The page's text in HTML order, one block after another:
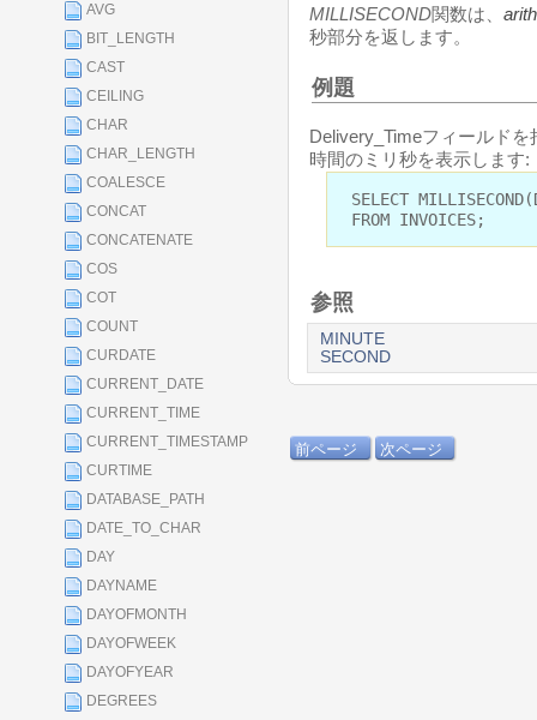
AVG
BIT_LENGTH
CAST
CEILING
CHAR
CHAR_LENGTH
COALESCE
CONCAT
CONCATENATE
COS
COT
COUNT
CURDATE
CURRENT_DATE
CURRENT_TIME
CURRENT_TIMESTAMP
CURTIME
DATABASE_PATH
DATE_TO_CHAR
DAY
DAYNAME
DAYOFMONTH
DAYOFWEEK
DAYOFYEAR
DEGREES
MILLISECOND関数は、
秒部分を返します。
例題
Delivery_Timeフィールド
時間のミリ秒を表示します:
SELECT
FROM INVOICES;
参照
MINUTE
SECOND
前ページ 次ページ